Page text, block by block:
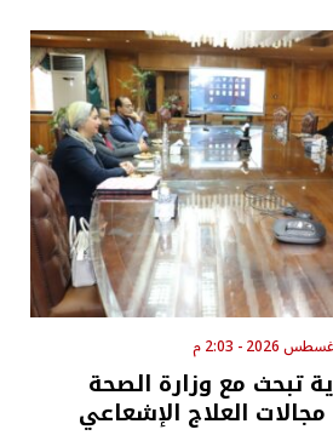
تبحث مع وزارة الصحة
العلاج الإشعاعي